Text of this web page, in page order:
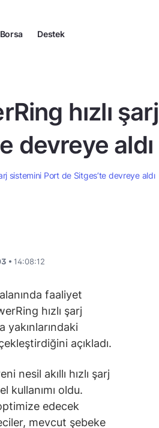
Destek
hızlı şarj
devreye aldı
sistemini Port de Sitges’te devreye aldı
• 14:08:12
faaliyet
hızlı şarj
açıkladı.
nesil akıllı hızlı şarj
kullanımı oldu.
edecek
mevcut şebeke